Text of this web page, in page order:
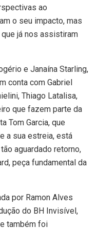
ao
o seu impacto, mas
já nos assistiram
e Janaína Starling,
conta com Gabriel
Thiago Latalisa,
que fazem parte da
Tom Garcia, que
a sua estreia, está
aguardado retorno,
peça fundamental da
por Ramon Alves
do BH Invisível,
também foi